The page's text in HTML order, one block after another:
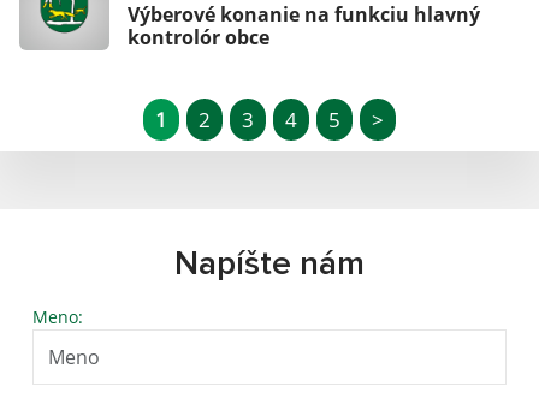
Výberové konanie na funkciu hlavný
kontrolór obce
1 2 3 4 5 >
Napíšte nám
Meno: